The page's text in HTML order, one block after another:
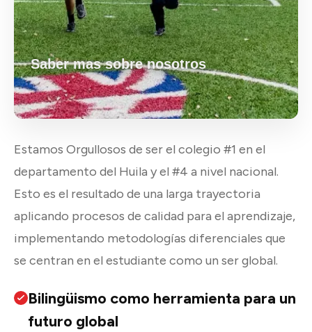
Saber mas sobre nosotros
Estamos Orgullosos de ser el colegio #1 en el
departamento del Huila y el #4 a nivel nacional.
Esto es el resultado de una larga trayectoria
aplicando procesos de calidad para el aprendizaje,
implementando metodologías diferenciales que
se centran en el estudiante como un ser global.
Bilingüismo como herramienta para un
futuro global